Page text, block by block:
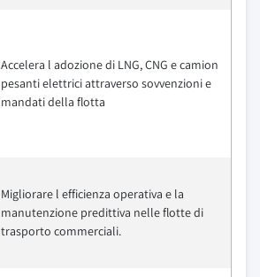
Accelera l adozione di LNG, CNG e camion
pesanti elettrici attraverso sovvenzioni e
mandati della flotta
Migliorare l efficienza operativa e la
manutenzione predittiva nelle flotte di
trasporto commerciali.